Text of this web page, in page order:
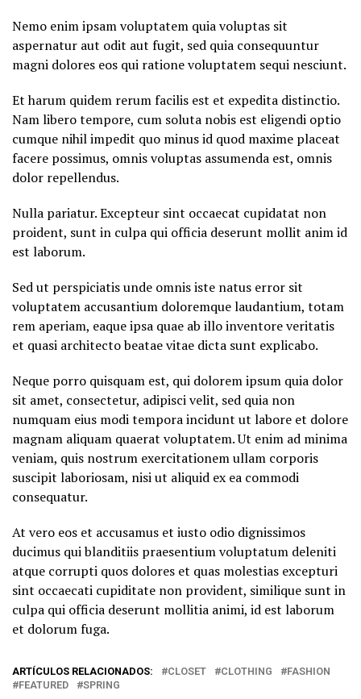
Nemo enim ipsam voluptatem quia voluptas sit
aspernatur aut odit aut fugit, sed quia consequuntur
magni dolores eos qui ratione voluptatem sequi nesciunt.
Et harum quidem rerum facilis est et expedita distinctio.
Nam libero tempore, cum soluta nobis est eligendi optio
cumque nihil impedit quo minus id quod maxime placeat
facere possimus, omnis voluptas assumenda est, omnis
dolor repellendus.
Nulla pariatur. Excepteur sint occaecat cupidatat non
proident, sunt in culpa qui officia deserunt mollit anim id
est laborum.
Sed ut perspiciatis unde omnis iste natus error sit
voluptatem accusantium doloremque laudantium, totam
rem aperiam, eaque ipsa quae ab illo inventore veritatis
et quasi architecto beatae vitae dicta sunt explicabo.
Neque porro quisquam est, qui dolorem ipsum quia dolor
sit amet, consectetur, adipisci velit, sed quia non
numquam eius modi tempora incidunt ut labore et dolore
magnam aliquam quaerat voluptatem. Ut enim ad minima
veniam, quis nostrum exercitationem ullam corporis
suscipit laboriosam, nisi ut aliquid ex ea commodi
consequatur.
At vero eos et accusamus et iusto odio dignissimos
ducimus qui blanditiis praesentium voluptatum deleniti
atque corrupti quos dolores et quas molestias excepturi
sint occaecati cupiditate non provident, similique sunt in
culpa qui officia deserunt mollitia animi, id est laborum
et dolorum fuga.
ARTÍCULOS RELACIONADOS: CLOSET CLOTHING
FASHION
FEATURED
SPRING